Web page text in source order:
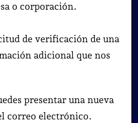
o corporación.
de verificación de una
adicional que nos
presentar una nueva
correo electrónico.